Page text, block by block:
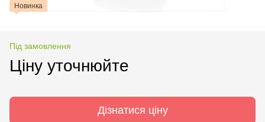
Новинка
Під замовлення
Ціну уточнюйте
Дізнатися ціну